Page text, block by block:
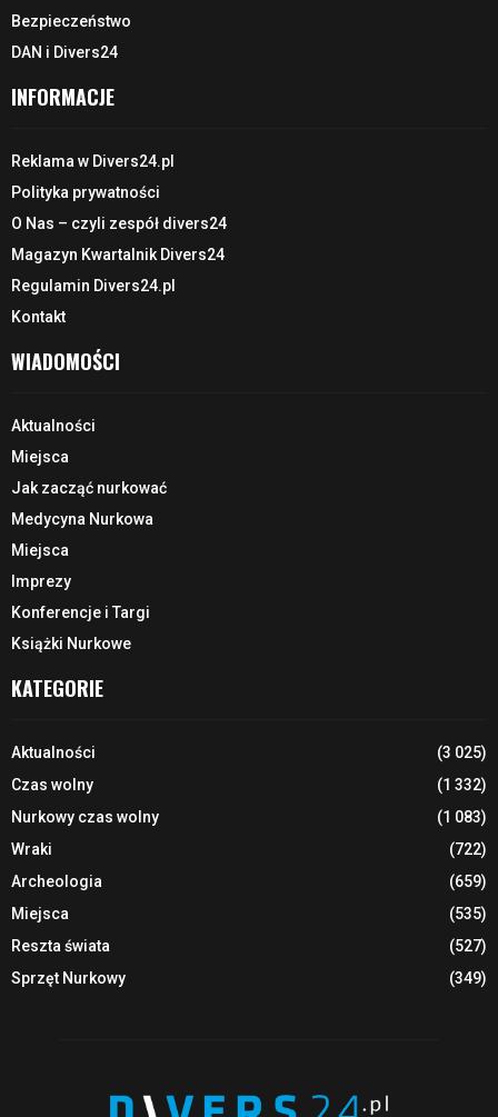
Bezpieczeństwo
DAN i Divers24
INFORMACJE
Reklama w Divers24.pl
Polityka prywatności
O Nas – czyli zespół divers24
Magazyn Kwartalnik Divers24
Regulamin Divers24.pl
Kontakt
WIADOMOŚCI
Aktualności
Miejsca
Jak zacząć nurkować
Medycyna Nurkowa
Miejsca
Imprezy
Konferencje i Targi
Książki Nurkowe
KATEGORIE
Aktualności
(3 025)
Czas wolny
(1 332)
Nurkowy czas wolny
(1 083)
Wraki
(722)
Archeologia
(659)
Miejsca
(535)
Reszta świata
(527)
Sprzęt Nurkowy
(349)